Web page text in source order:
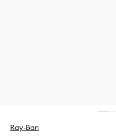
Ray-Ban